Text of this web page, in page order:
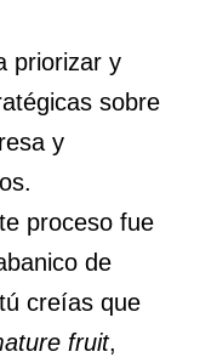
priorizar y
sobre
y
proceso fue
de
creías que
fruit,